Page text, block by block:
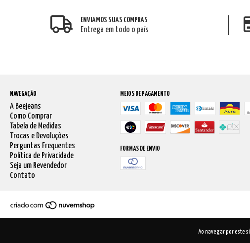
Ao navegar por este
ENVIAMOS SUAS COMPRAS
Entrega em todo o país
NAVEGAÇÃO
A Beejeans
Como Comprar
Tabela de Medidas
Trocas e Devoluções
Perguntas Frequentes
Política de Privacidade
Seja um Revendedor
Contato
MEIOS DE PAGAMENTO
FORMAS DE ENVIO